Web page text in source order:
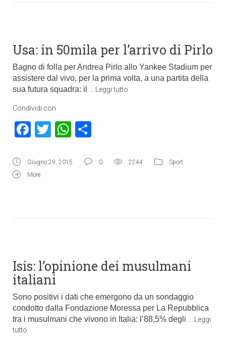
Usa: in 50mila per l’arrivo di Pirlo
Bagno di folla per Andrea Pirlo allo Yankee Stadium per
assistere dal vivo, per la prima volta, a una partita della
sua futura squadra: il
Leggi tutto
Condividi con
Facebook
TwitterWhatsApp
Giugno 29, 2015 0 2244
Sport
More
Isis: l’opinione dei musulmani
italiani
Sono positivi i dati che emergono da un sondaggio
condotto dalla Fondazione Moressa per La Repubblica
tra i musulmani che vivono in Italia: l’88,5% degli
Leggi
tutto